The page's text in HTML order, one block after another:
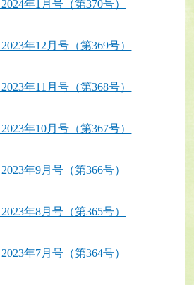
年1月号（第370号）
年12月号（第369号）
年11月号（第368号）
年10月号（第367号）
年9月号（第366号）
年8月号（第365号）
年7月号（第364号）